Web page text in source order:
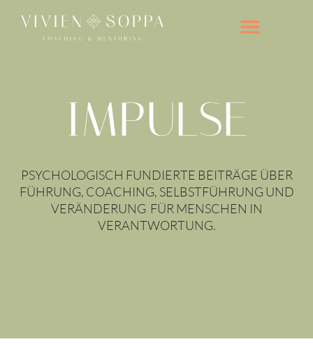
IMPULSE
PSYCHOLOGISCH FUNDIERTE BEITRÄGE ÜBER
FÜHRUNG, COACHING, SELBSTFÜHRUNG UND
VERÄNDERUNG FÜR MENSCHEN IN
VERANTWORTUNG.